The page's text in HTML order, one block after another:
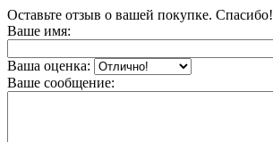
Оставьте отзыв о вашей покупке. Спасибо!
Ваше имя:
Ваша оценка:
Ваше сообщение: